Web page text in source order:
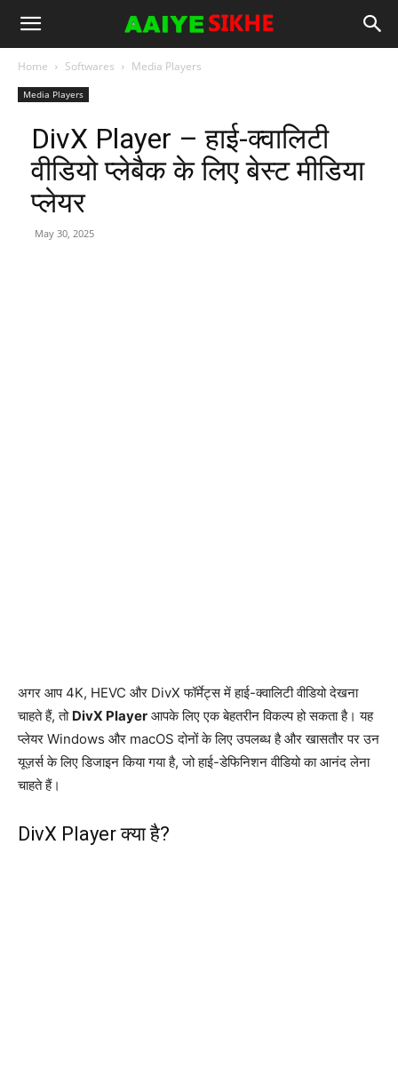
Home Softwares Media Players
Media Players
DivX Player – हाई-क्वालिटी
वीडियो प्लेबैक के लिए बेस्ट मीडिया
प्लेयर
May 30, 2025
अगर आप 4K, HEVC और DivX फॉर्मेट्स में हाई-क्वालिटी वीडियो देखना
चाहते हैं, तो DivX Player आपके लिए एक बेहतरीन विकल्प हो सकता है। यह
प्लेयर Windows और macOS दोनों के लिए उपलब्ध है और खासतौर पर उन
यूज़र्स के लिए डिजाइन किया गया है, जो हाई-डेफिनिशन वीडियो का आनंद लेना
चाहते हैं।
DivX Player क्या है?